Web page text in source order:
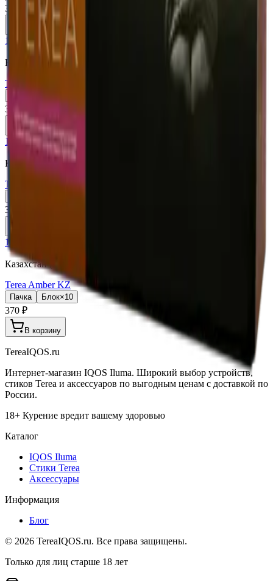
370 ₽
В корзину
18+ Мне исполнилось 18 лет
Казахстан (KZ)
Terea Purple Wave KZ
370 ₽
В корзину
18+ Мне исполнилось 18 лет
Казахстан (KZ)
Terea Turquoise KZ
370 ₽
18+
Казахстан (KZ)
Terea Amber KZ
Пачка Блок×10
370 ₽
В корзину
TereaIQOS.ru
Интернет-магазин IQOS Iluma. Широкий выбор устройств,
стиков Terea и аксессуаров по выгодным ценам с доставкой по
России.
18+ Курение вредит вашему здоровью
Каталог
IQOS Iluma
Стики Terea
Аксессуары
Информация
Блог
© 2026 TereaIQOS.ru. Все права защищены.
Только для лиц старше 18 лет